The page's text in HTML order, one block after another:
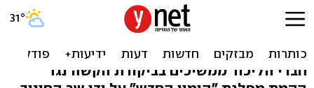
הליכוד נגד בנט ושקד:
"מסכנים את גוש הימין"
חברי הליכוד ממשיכים בביקורת הקשה נגד